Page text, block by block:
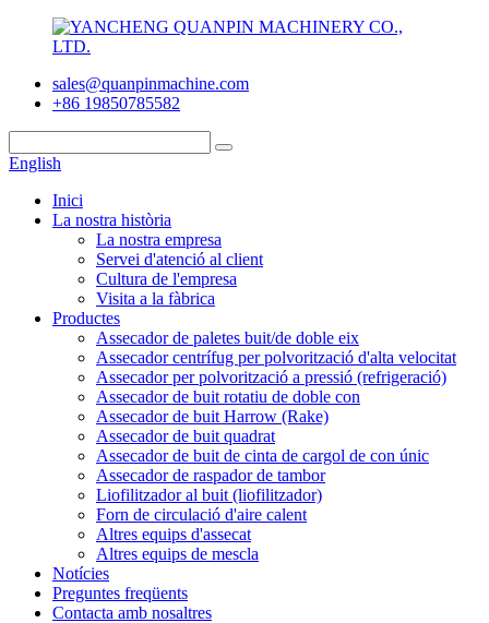
sales@quanpinmachine.com
+86 19850785582
English
Inici
La nostra història
La nostra empresa
Servei d'atenció al client
Cultura de l'empresa
Visita a la fàbrica
Productes
Assecador de paletes buit/de doble eix
Assecador centrífug per polvorització d'alta velocitat
Assecador per polvorització a pressió (refrigeració)
Assecador de buit rotatiu de doble con
Assecador de buit Harrow (Rake)
Assecador de buit quadrat
Assecador de buit de cinta de cargol de con únic
Assecador de raspador de tambor
Liofilitzador al buit (liofilitzador)
Forn de circulació d'aire calent
Altres equips d'assecat
Altres equips de mescla
Notícies
Preguntes freqüents
Contacta amb nosaltres